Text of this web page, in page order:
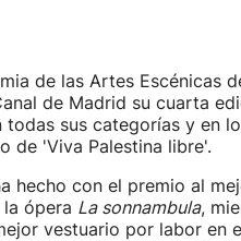
de las Artes Escénicas
de Madrid su cuarta
sus categorías y en
de 'Viva Palestina libre'.
hecho con el premio al
ópera La sonnambula,
vestuario por labor en